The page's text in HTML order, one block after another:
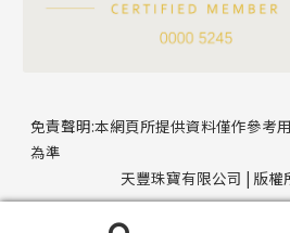
免責聲明:本網頁所提供資料僅作參考
為準
天豐珠寶有限公司 | 版